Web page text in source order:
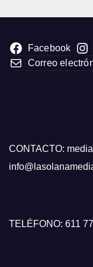
Facebook
Correo
CONTACTO:
TELÉFONO: 611